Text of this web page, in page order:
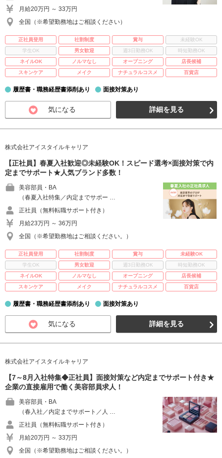
月給20万円 ～ 33万円
全国（※希望勤務地はご相談ください）
正社員登用 社割制度 賞与
未経験OK
学生OK
男女歓迎 週3日勤務OK
時短勤務OK
ネイルOK
ノルマなし オープニング
店長候補
スキンケア
メイク ナチュラルコスメ 百貨店
履歴書・職務経歴書添削あり 面接対策あり
気になる 詳細を見る
株式会社アイスタイルキャリア
【正社員】春夏入社歓迎◎未経験OK！スピード選考×面接対策で内
定までサポート★人気ブランド多数！
美容部員・BA
（春夏入社特集／内定までサポー …
正社員（無料転職サポート付き）
月給23万円 ～ 36万円
全国（※希望勤務地はご相談ください。）
正社員登用 社割制度 賞与
未経験OK
学生OK
男女歓迎 週3日勤務OK
時短勤務OK
ネイルOK
ノルマなし オープニング
店長候補
スキンケア
メイク ナチュラルコスメ 百貨店
履歴書・職務経歴書添削あり 面接対策あり
気になる 詳細を見る
株式会社アイスタイルキャリア
【7～8月入社特集◆正社員】面接対策など内定までサポート付き★
企業の直接雇用で働く美容部員求人！
美容部員・BA
（春入社／内定までサポート／人 …
正社員（無料転職サポート付き）
月給20万円 ～ 33万円
全国（※希望勤務地はご相談ください。）